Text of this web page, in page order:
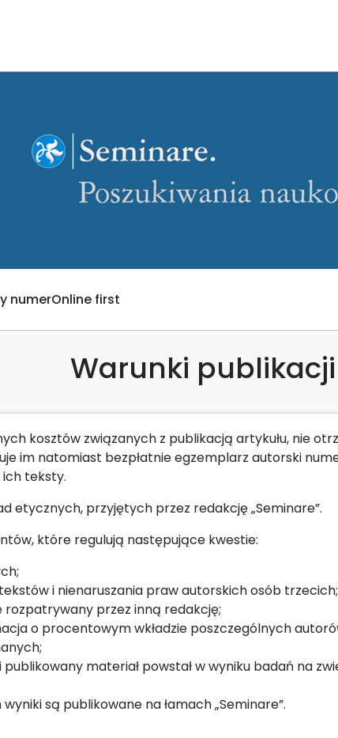
numerOnline first
Warunki publikacji
kosztów związanych z publikacją artykułu, nie
im natomiast bezpłatnie egzemplarz autorski
teksty.
etycznych, przyjętych przez redakcję „Seminare”.
które regulują następujące kwestie:
i nienaruszania praw autorskich osób trzecich;
rozpatrywany przez inną redakcję;
o procentowym wkładzie poszczególnych
materiał powstał w wyniku badań na
są publikowane na łamach „Seminare”.